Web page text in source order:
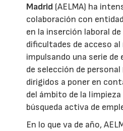
Madrid (AELMA) ha
colaboración con
en la inserción laboral
dificultades de acceso al
impulsando una serie
de selección de personal
dirigidos a poner en
del ámbito de la
búsqueda activa de
En lo que va de año,